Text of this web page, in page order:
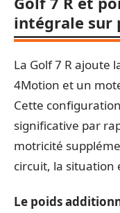
intégrale sur
La Golf 7 R ajoute
4Motion et un
Cette
significative par
motricité
circuit, la situation
Le poids